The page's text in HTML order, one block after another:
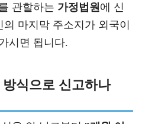
관할하는 가정법원 에 신
마지막 주소지가 외국이
시면 됩니다.
식으로 신고하나